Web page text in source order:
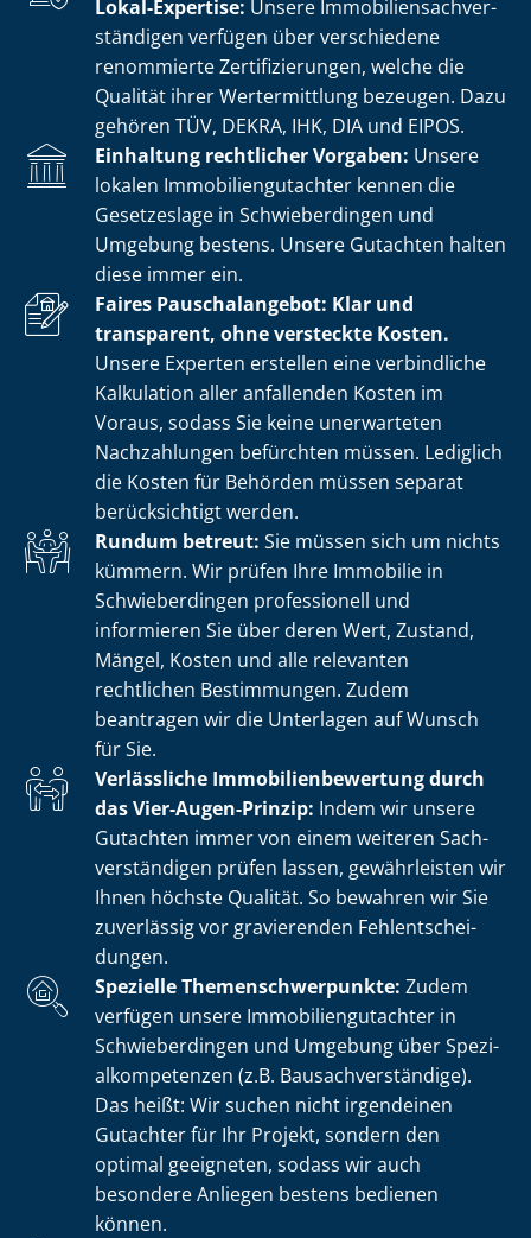
Lokal-Expertise: Unsere Im­mo­bi­li­en­sach­ver­
stän­di­gen verfügen über verschiedene
renommierte Zer­ti­fi­zie­run­gen, welche die
Qualität ihrer Wertermittlung bezeugen. Dazu
gehören TÜV, DEKRA, IHK, DIA und EIPOS.
Einhaltung rechtlicher Vorgaben: Unsere
lokalen Im­mo­bi­li­en­gut­ach­ter kennen die
Gesetzeslage in Schwieberdingen und
Umgebung bestens. Unsere Gutachten halten
diese immer ein.
Faires Pauschalangebot: Klar und
transparent, ohne versteckte Kosten.
Unsere Experten erstellen eine verbindliche
Kalkulation aller anfallenden Kosten im
Voraus, sodass Sie keine unerwarteten
Nachzahlungen befürchten müssen. Lediglich
die Kosten für Behörden müssen separat
berücksichtigt werden.
Rundum betreut: Sie müssen sich um nichts
kümmern. Wir prüfen Ihre Immobilie in
Schwieberdingen professionell und
informieren Sie über deren Wert, Zustand,
Mängel, Kosten und alle relevanten
rechtlichen Bestimmungen. Zudem
beantragen wir die Unterlagen auf Wunsch
für Sie.
Verlässliche Im­mo­bi­li­en­be­wer­tung durch
das Vier-Augen-Prinzip: Indem wir unsere
Gutachten immer von einem weiteren Sach­
ver­stän­di­gen prüfen lassen, gewährleisten wir
Ihnen höchste Qualität. So bewahren wir Sie
zuverlässig vor gravierenden Fehl­ent­schei­
dun­gen.
Spezielle The­men­schwer­punk­te: Zudem
verfügen unsere Im­mo­bi­li­en­gut­ach­ter in
Schwieberdingen und Umgebung über Spe­zi­
al­kom­pe­ten­zen (z.B. Bau­sach­ver­stän­di­ge).
Das heißt: Wir suchen nicht irgendeinen
Gutachter für Ihr Projekt, sondern den
optimal geeigneten, sodass wir auch
besondere Anliegen bestens bedienen
können.